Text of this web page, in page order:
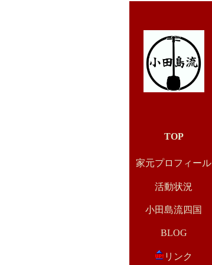
TOP
家元プロフィール
活動状況
小田島流四国
BLOG
リンク